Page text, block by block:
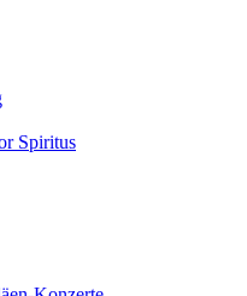
Spiritus